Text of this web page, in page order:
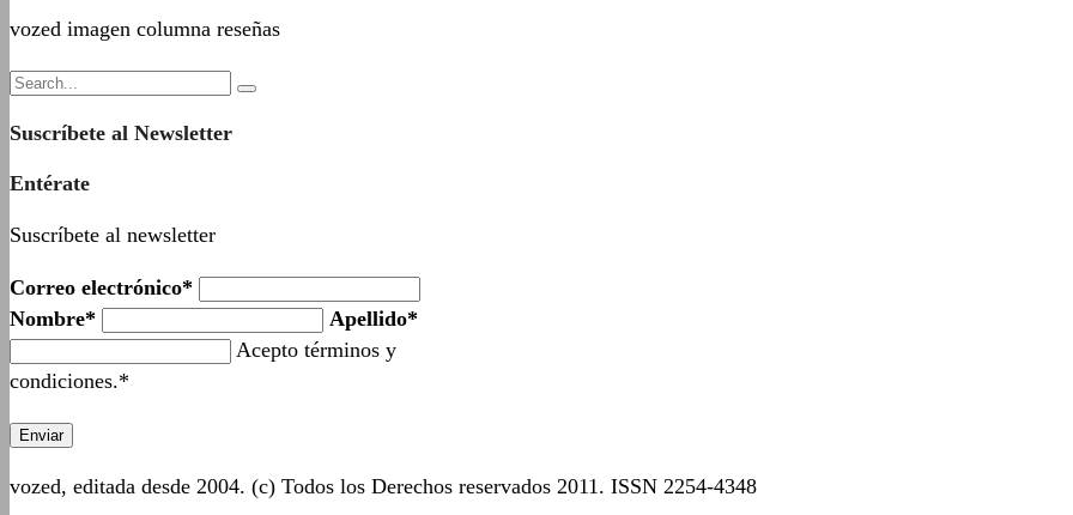
vozed imagen columna reseñas
Suscríbete al Newsletter
Entérate
Suscríbete al newsletter
Correo electrónico*
Nombre*
Apellido*
Acepto términos y
condiciones.*
vozed, editada desde 2004. (c) Todos los Derechos reservados 2011. ISSN 2254-4348